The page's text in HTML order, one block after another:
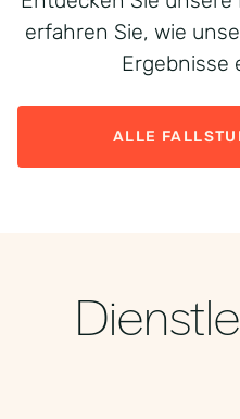
erfahren Sie, wie
Ergebnisse
ALLE